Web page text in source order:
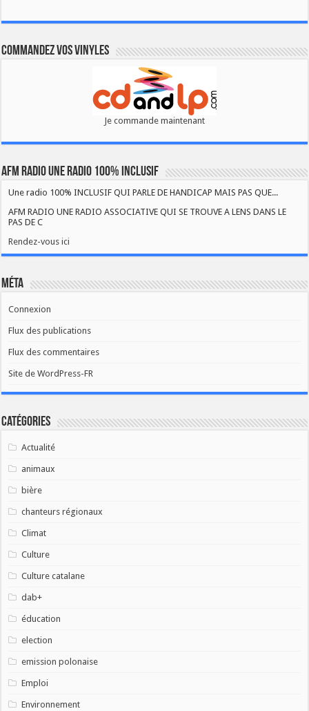
Commandez vos vinyles
Je commande maintenant
AFM RADIO UNE RADIO 100% INCLUSIF
Une radio 100% INCLUSIF QUI PARLE DE HANDICAP MAIS PAS QUE...
AFM RADIO UNE RADIO ASSOCIATIVE QUI SE TROUVE A LENS DANS LE
PAS DE C
Rendez-vous ici
Méta
Connexion
Flux des publications
Flux des commentaires
Site de WordPress-FR
Catégories
Actualité
animaux
bière
chanteurs régionaux
Climat
Culture
Culture catalane
dab+
éducation
election
emission polonaise
Emploi
Environnement